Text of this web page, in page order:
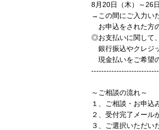
8月20日（木）～26日
→この間にご入力い
お申込をされた方
◎お支払いに関して
銀行振込やクレジ
現金払いをご希望
～ご相談の流れ～
１、ご相談・お申込
２、受付完了メー
３、ご選択いただい